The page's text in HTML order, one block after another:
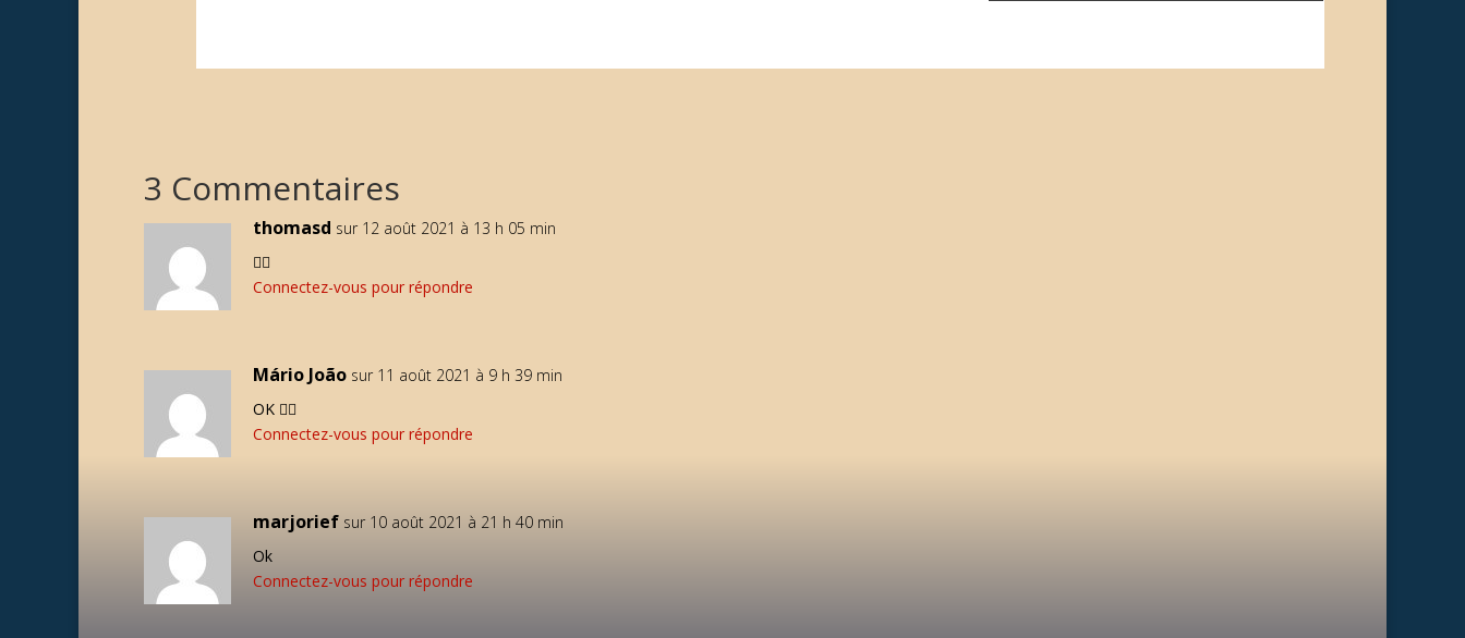
3 Commentaires
thomasd sur 12 août 2021 à 13 h 05 min
🏃‍♂️
Connectez-vous pour répondre
Mário João sur 11 août 2021 à 9 h 39 min
OK 👌🏽
Connectez-vous pour répondre
marjorief sur 10 août 2021 à 21 h 40 min
Ok
Connectez-vous pour répondre